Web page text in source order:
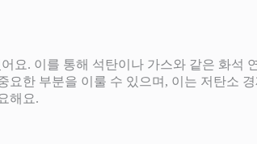
요. 이를 통해 석탄이나 가스와 같은 화석
한 부분을 이룰 수 있으며, 이는 저탄소
해요.